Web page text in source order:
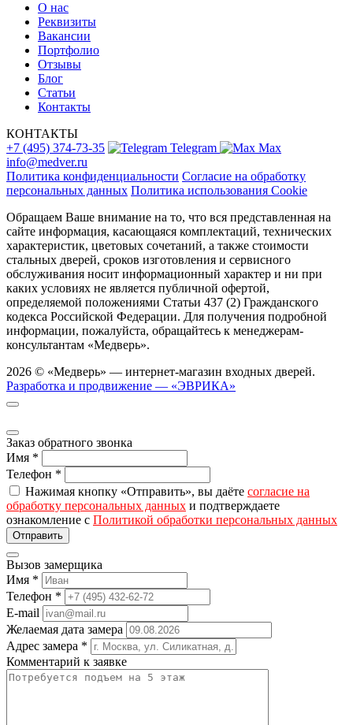
О нас
Реквизиты
Вакансии
Портфолио
Отзывы
Блог
Статьи
Контакты
КОНТАКТЫ
+7 (495) 374-73-35
Telegram
Max
info@medver.ru
Политика конфиденциальности Согласие на обработку
персональных данных Политика использования Cookie
Обращаем Ваше внимание на то, что вся представленная на
сайте информация, касающаяся комплектаций, технических
характеристик, цветовых сочетаний, а также стоимости
стальных дверей, сроков изготовления и сервисного
обслуживания носит информационный характер и ни при
каких условиях не является публичной офертой,
определяемой положениями Статьи 437 (2) Гражданского
кодекса Российской Федерации. Для получения подробной
информации, пожалуйста, обращайтесь к менеджерам-
консультантам «Медверь».
2026 © «Медверь» — интернет-магазин входных дверей.
Разработка и продвижение — «ЭВРИКА»
Заказ обратного звонка
Имя *
Телефон *
Нажимая кнопку «Отправить», вы даёте согласие на
обработку персональных данных и подтверждаете
ознакомление с Политикой обработки персональных данных
Вызов замерщика
Имя *
Телефон *
E-mail
Желаемая дата замера
Адрес замера *
Комментарий к заявке